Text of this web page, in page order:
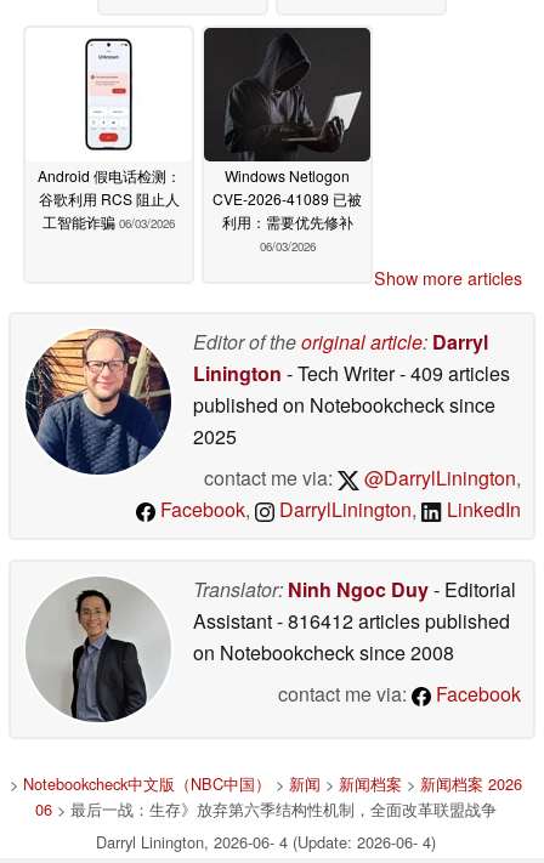
Android 假电话检测：
谷歌利用 RCS 阻止人
工智能诈骗 06/03/2026
Windows Netlogon
CVE-2026-41089 已被
利用：需要优先修补
06/03/2026
Show more articles
Editor of theoriginal article: Darryl
Linington - Tech Writer- 409 articles
published on Notebookchecksince
2025
contact me via:
@DarrylLinington,
Facebook, DarrylLinington, LinkedIn
Translator: Ninh Ngoc Duy- Editorial
Assistant- 816412 articles published
on Notebookchecksince 2008
contact me via:
Facebook
> Notebookcheck中文版（NBC中国） > 新闻 > 新闻档案 > 新闻档案 2026
06 > 最后一战：生存》放弃第六季结构性机制，全面改革联盟战争
Darryl Linington, 2026-06- 4 (Update: 2026-06- 4)